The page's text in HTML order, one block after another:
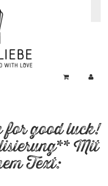
for good luck!
Mit
Text: